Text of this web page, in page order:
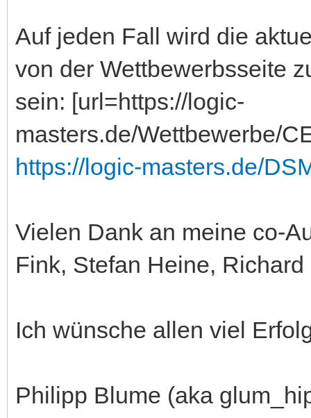
Auf jeden Fall wird die
von der Wettbewerbsseite
sein: [url=https://logic-
masters.de/Wettbewerbe/
https://logic-masters.de/
Vielen Dank an meine co-
Fink, Stefan Heine,
Ich wünsche allen viel
Philipp Blume (aka